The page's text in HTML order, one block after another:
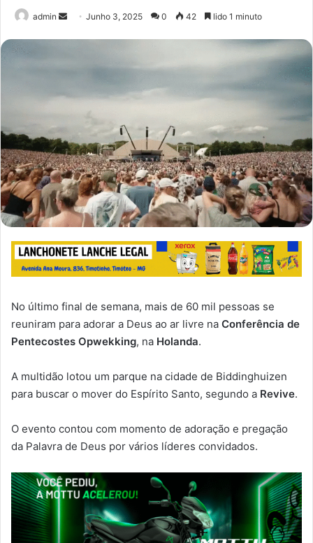
admin
SendJunho 3, 2025 0 42 lido 1 minuto
No último final de semana, mais de 60 mil pessoas se
reuniram para adorar a Deus ao ar livre na Conferência de
Pentecostes Opwekking, na Holanda.
A multidão lotou um parque na cidade de Biddinghuizen
para buscar o mover do Espírito Santo, segundo a Revive.
O evento contou com momento de adoração e pregação
da Palavra de Deus por vários líderes convidados.